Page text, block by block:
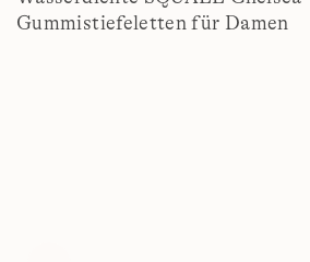
Gummistiefeletten für Damen